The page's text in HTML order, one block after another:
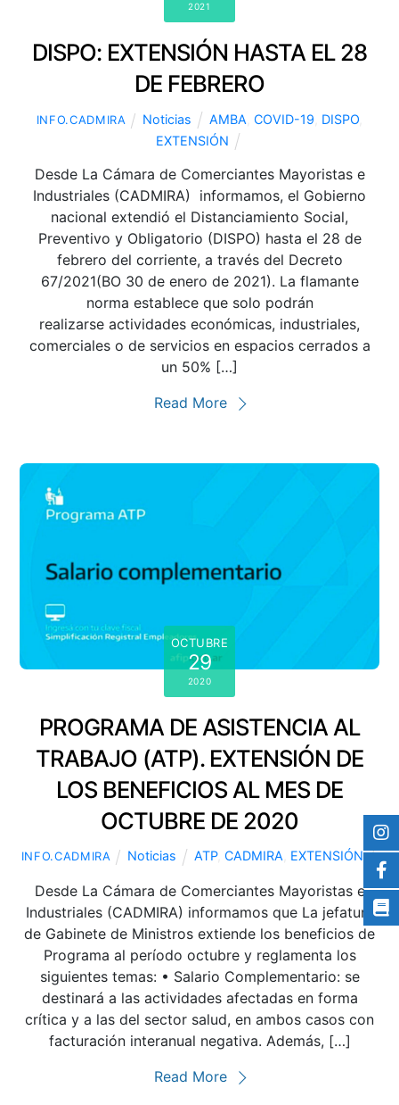
2021
DISPO: EXTENSIÓN HASTA EL 28
DE FEBRERO
INFO.CADMIRA Noticias AMBA ,COVID-19 DISPO
EXTENSIÓN
Desde La Cámara de Comerciantes Mayoristas e
Industriales (CADMIRA) informamos, el Gobierno
nacional extendió el Distanciamiento Social,
Preventivo y Obligatorio (DISPO) hasta el 28 de
febrero del corriente, a través del Decreto
67/2021(BO 30 de enero de 2021). La flamante
norma establece que solo podrán
realizarse actividades económicas, industriales,
comerciales o de servicios en espacios cerrados a
un 50% […]
Read More
OCTUBRE
29
2020
PROGRAMA DE ASISTENCIA AL
TRABAJO (ATP). EXTENSIÓN DE
LOS BENEFICIOS AL MES DE
OCTUBRE DE 2020
INFO.CADMIRA Noticias ATP,CADMIRA EXTENSIÓN
Desde La Cámara de Comerciantes Mayoristas e
Industriales (CADMIRA) informamos que La jefatura
de Gabinete de Ministros extiende los beneficios de
Programa al período octubre y reglamenta los
siguientes temas: • Salario Complementario: se
destinará a las actividades afectadas en forma
crítica y a las del sector salud, en ambos casos con
facturación interanual negativa. Además, […]
Read More